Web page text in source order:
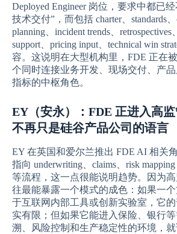
Deployed Engineer 岗位，要求中都已
技术交付”，而包括 charter、standards
planning、incident trends、retrospectives
support、pricing input、technical win
容。这说明在大型机构里，FDE 正在
个同时连接业务开发、现场交付、产
指标的中枢角色。
EY（安永）：FDE 正进入高监
不再只是硅谷产品公司的语言
EY 在英国和爱尔兰推出 FDE AI 相关
指向 underwriting、claims、risk
等流程，这一点很能说明趋势。因为
往最能暴露一个模式的成色：如果一
于互联网内部工具或创新实验室，它
实有限；但如果它能进入保险、银行
溯、风险控制和生产稳定性的环境，